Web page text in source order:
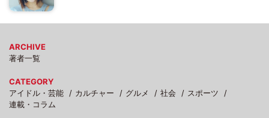
ARCHIVE
著者一覧
CATEGORY
アイドル・芸能
カルチャー グルメ 社会
スポーツ
連載・コラム